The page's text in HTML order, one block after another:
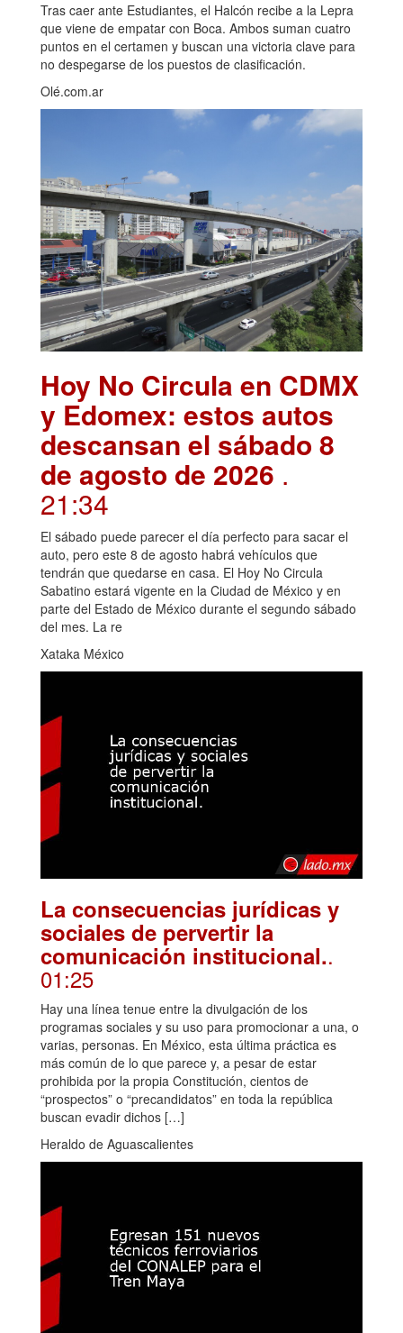
Tras caer ante Estudiantes, el Halcón recibe a la Lepra
que viene de empatar con Boca. Ambos suman cuatro
puntos en el certamen y buscan una victoria clave para
no despegarse de los puestos de clasificación.
Olé.com.ar
Hoy No Circula en CDMX
y Edomex: estos autos
descansan el sábado 8
de agosto de 2026 .
21:34
El sábado puede parecer el día perfecto para sacar el
auto, pero este 8 de agosto habrá vehículos que
tendrán que quedarse en casa. El Hoy No Circula
Sabatino estará vigente en la Ciudad de México y en
parte del Estado de México durante el segundo sábado
del mes. La re
Xataka México
La consecuencias jurídicas y
sociales de pervertir la
comunicación institucional..
01:25
Hay una línea tenue entre la divulgación de los
programas sociales y su uso para promocionar a una, o
varias, personas. En México, esta última práctica es
más común de lo que parece y, a pesar de estar
prohibida por la propia Constitución, cientos de
“prospectos” o “precandidatos” en toda la república
buscan evadir dichos […]
Heraldo de Aguascalientes